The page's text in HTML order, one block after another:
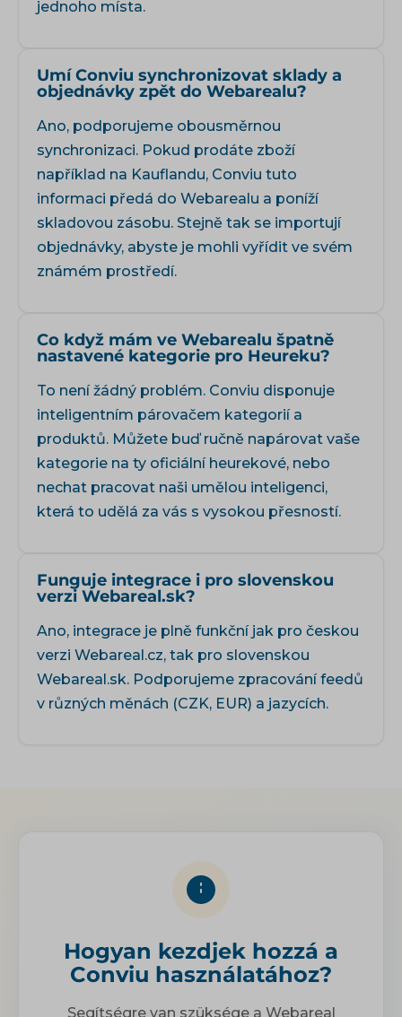
jednoho místa.
Umí Conviu synchronizovat sklady a
objednávky zpět do Webarealu?
Ano, podporujeme obousměrnou
synchronizaci. Pokud prodáte zboží
například na Kauflandu, Conviu tuto
informaci předá do Webarealu a poníží
skladovou zásobu. Stejně tak se importují
objednávky, abyste je mohli vyřídit ve svém
známém prostředí.
Co když mám ve Webarealu špatně
nastavené kategorie pro Heureku?
To není žádný problém. Conviu disponuje
inteligentním párovačem kategorií a
produktů. Můžete buď ručně napárovat vaše
kategorie na ty oficiální heurekové, nebo
nechat pracovat naši umělou inteligenci,
která to udělá za vás s vysokou přesností.
Funguje integrace i pro slovenskou
verzi Webareal.sk?
Ano, integrace je plně funkční jak pro českou
verzi Webareal.cz, tak pro slovenskou
Webareal.sk. Podporujeme zpracování feedů
v různých měnách (CZK, EUR) a jazycích.
Hogyan kezdjek hozzá a
Conviu használatához?
Segítségre van szüksége a Webareal